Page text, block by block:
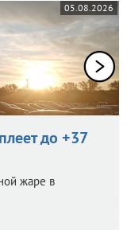
05.08.2026
до +37
жаре в